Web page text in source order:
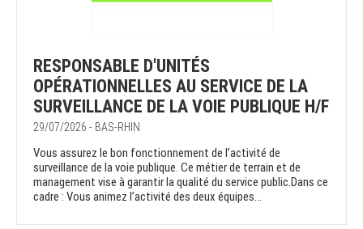
RESPONSABLE D'UNITÉS
OPÉRATIONNELLES AU SERVICE DE LA
SURVEILLANCE DE LA VOIE PUBLIQUE H/F
29/07/2026 - BAS-RHIN
Vous assurez le bon fonctionnement de l’activité de
surveillance de la voie publique. Ce métier de terrain et de
management vise à garantir la qualité du service public.Dans ce
cadre : Vous animez l’activité des deux équipes...